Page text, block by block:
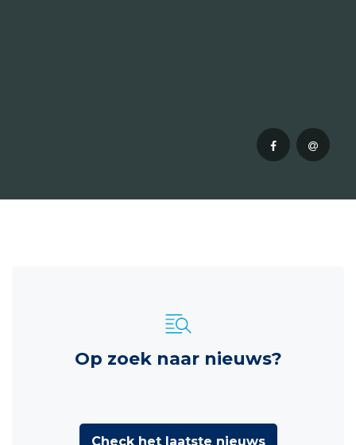
Op zoek naar nieuws?
Check het laatste nieuws